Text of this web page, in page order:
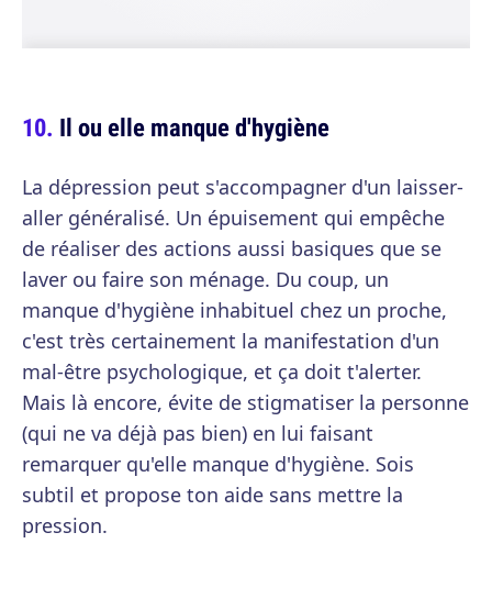
Il ou elle manque d'hygiène
La dépression peut s'accompagner d'un laisser-
aller généralisé. Un épuisement qui empêche
de réaliser des actions aussi basiques que se
laver ou faire son ménage. Du coup, un
manque d'hygiène inhabituel chez un proche,
c'est très certainement la manifestation d'un
mal-être psychologique, et ça doit t'alerter.
Mais là encore, évite de stigmatiser la personne
(qui ne va déjà pas bien) en lui faisant
remarquer qu'elle manque d'hygiène. Sois
subtil et propose ton aide sans mettre la
pression.